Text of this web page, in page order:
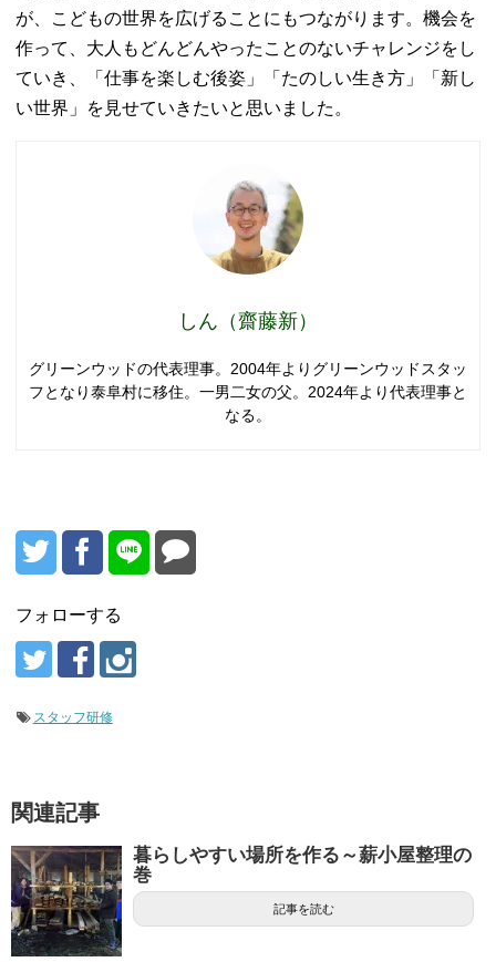
が、こどもの世界を広げることにもつながります。機会を
作って、大人もどんどんやったことのないチャレンジをし
ていき、「仕事を楽しむ後姿」「たのしい生き方」「新し
い世界」を見せていきたいと思いました。
しん（齋藤新）
グリーンウッドの代表理事。2004年よりグリーンウッドスタッ
フとなり泰阜村に移住。一男二女の父。2024年より代表理事と
なる。
フォローする
スタッフ研修
関連記事
暮らしやすい場所を作る～薪小屋整理の
巻
記事を読む